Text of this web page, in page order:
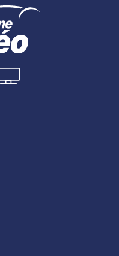
siècle avant J.C et
religion. L'Espagne
de l'Europe au
de 100 ans. Madrid
avoir appartenu au
intègre